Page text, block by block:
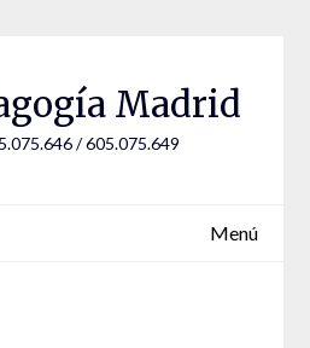
Madrid
/ 605.075.649
Menú